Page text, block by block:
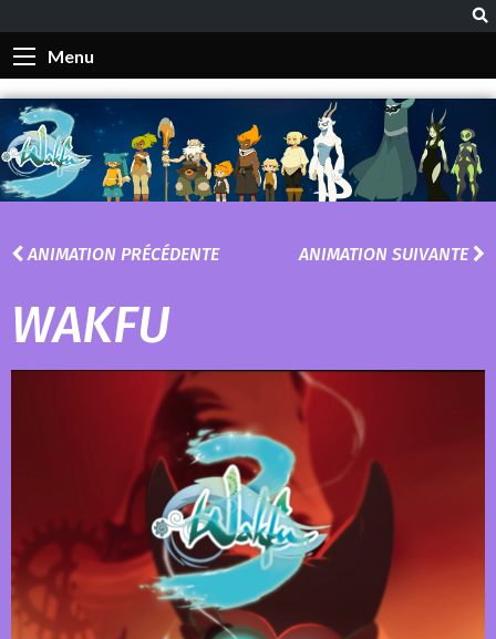
Menu
ANIMATION PRÉCÉDENTE ANIMATION SUIVANTE
WAKFU